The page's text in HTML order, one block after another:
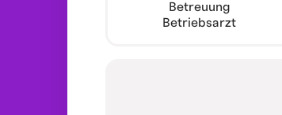
Betreuung
Betriebsarzt